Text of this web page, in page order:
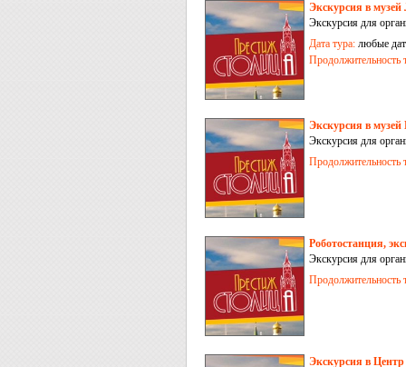
Экскурсия в
Экскурсия для
Дата тура: любые
Продолжительность
Экскурсия в музей
Экскурсия для
Продолжительность
Роботостанция,
Экскурсия для
Продолжительность
Экскурсия в